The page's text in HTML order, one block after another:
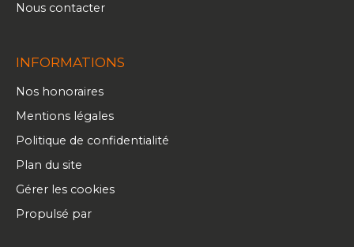
Nous contacter
INFORMATIONS
Nos honoraires
Mentions légales
Politique de confidentialité
Plan du site
Gérer les cookies
Propulsé par